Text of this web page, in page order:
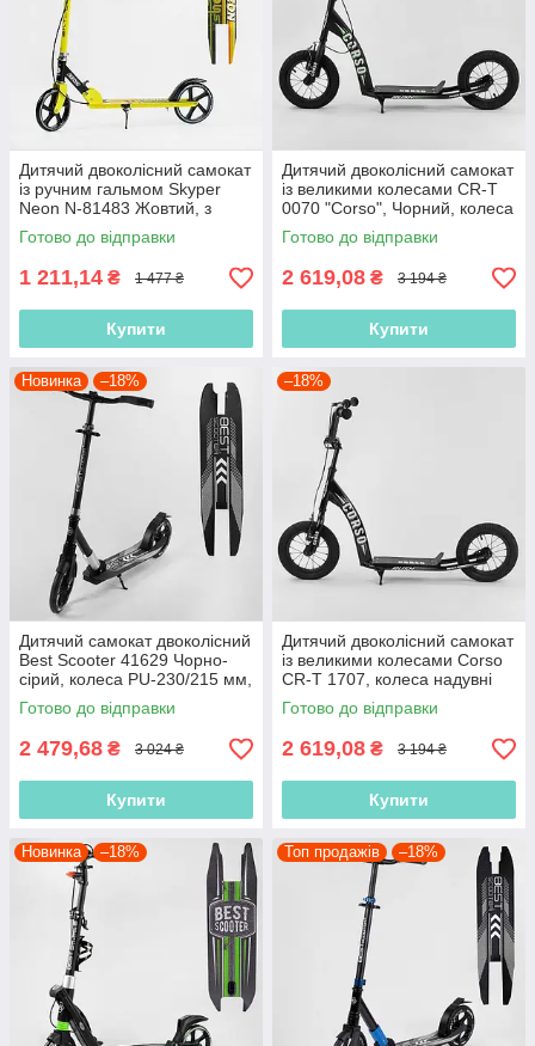
Дитячий двоколісний самокат
із ручним гальмом Skyper
Neon N-81483 Жовтий, з
колесами PU-200 мм, до 70
кг
Готово до відправки
1 211,14 ₴ 1 477 ₴
Купити
Дитячий двоколісний самокат
із великими колесами CR-T
0070 "Corso", Чорний, колеса
надувні 12", від 3 років
Готово до відправки
2 619,08 ₴ 3 194 ₴
Купити
Новинка –18%
Дитячий самокат двоколісний
Best Scooter 41629 Чорно-
сірий, колеса PU-230/215 мм,
1 аморт, до 100 кг
Готово до відправки
2 479,68 ₴ 3 024 ₴
Купити
–18%
Дитячий двоколісний самокат
із великими колесами Corso
CR-T 1707, колеса надувні
12", від 3 років, до 70 кг
Готово до відправки
2 619,08 ₴ 3 194 ₴
Купити
Новинка –18% Топ продажів –18%